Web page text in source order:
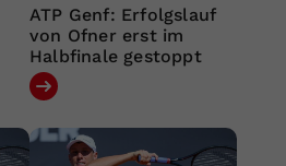
ATP Genf: Erfolgslauf
von Ofner erst im
Halbfinale gestoppt